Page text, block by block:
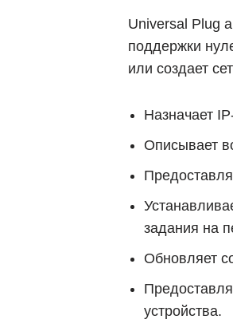
Universal Plug
поддержки
или создает
Назначает
Описывает
задания на
Обновляет
устройства.